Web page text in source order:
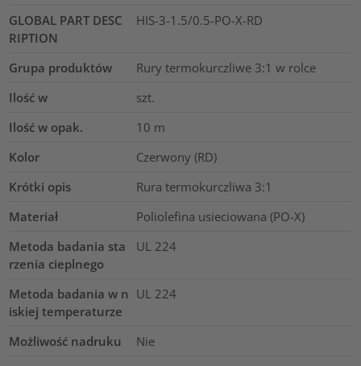
GLOBAL PART DESC
RIPTION
HIS-3-1.5/0.5-PO-X-RD
Grupa produktów
Rury termokurczliwe 3:1 w rolce
Ilość w
szt.
Ilość w opak.
10 m
Kolor
Czerwony (RD)
Krótki opis
Rura termokurczliwa 3:1
Materiał
Poliolefina usieciowana (PO-X)
Metoda badania sta
rzenia cieplnego
UL 224
Metoda badania w n
iskiej temperaturze
UL 224
Możliwość nadruku
Nie